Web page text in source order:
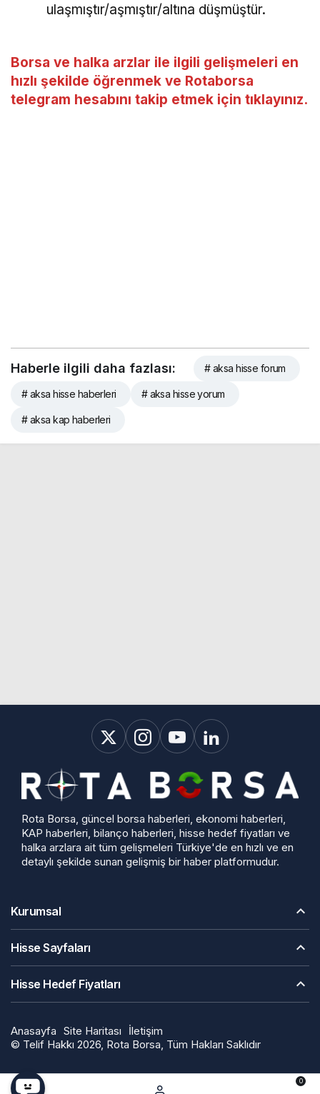
ulaşmıştır/aşmıştır/altına düşmüştür.
Borsa ve halka arzlar ile ilgili gelişmeleri en
hızlı şekilde öğrenmek ve Rotaborsa
telegram hesabını takip etmek için tıklayınız.
Haberle ilgili daha fazlası: # aksa hisse forum
# aksa hisse haberleri # aksa hisse yorum
# aksa kap haberleri
Rota Borsa, güncel borsa haberleri, ekonomi haberleri,
KAP haberleri, bilanço haberleri, hisse hedef fiyatları ve
halka arzlara ait tüm gelişmeleri Türkiye'de en hızlı ve en
detaylı şekilde sunan gelişmiş bir haber platformudur.
Kurumsal
Hisse Sayfaları
Hisse Hedef Fiyatları
Anasayfa Site Haritası
İletişim
© Telif Hakkı 2026, Rota Borsa, Tüm Hakları Saklıdır
0